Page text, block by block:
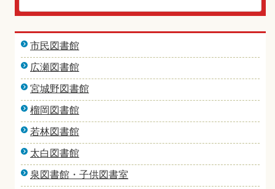
市民図書館
広瀬図書館
宮城野図書館
榴岡図書館
若林図書館
太白図書館
泉図書館・子供図書室